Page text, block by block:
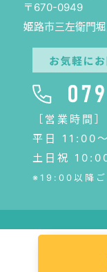
〒670-0949
姫路市三左衛門
［営業時間］
平日 11:00
土日祝
※19:00以降ご